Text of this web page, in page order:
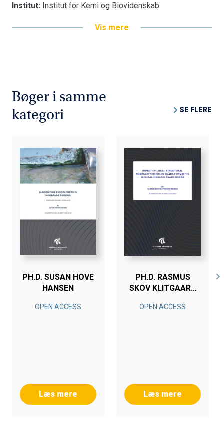
Institut: Institut for Kemi og Biovidenskab
Vis mere
Bøger i samme
kategori
SE FLERE
PH.D. SUSAN HOVE
HANSEN
OPEN ACCESS
Læs mere
PH.D. RASMUS
SKOV KLITGAARD
OPEN ACCESS
Læs mere